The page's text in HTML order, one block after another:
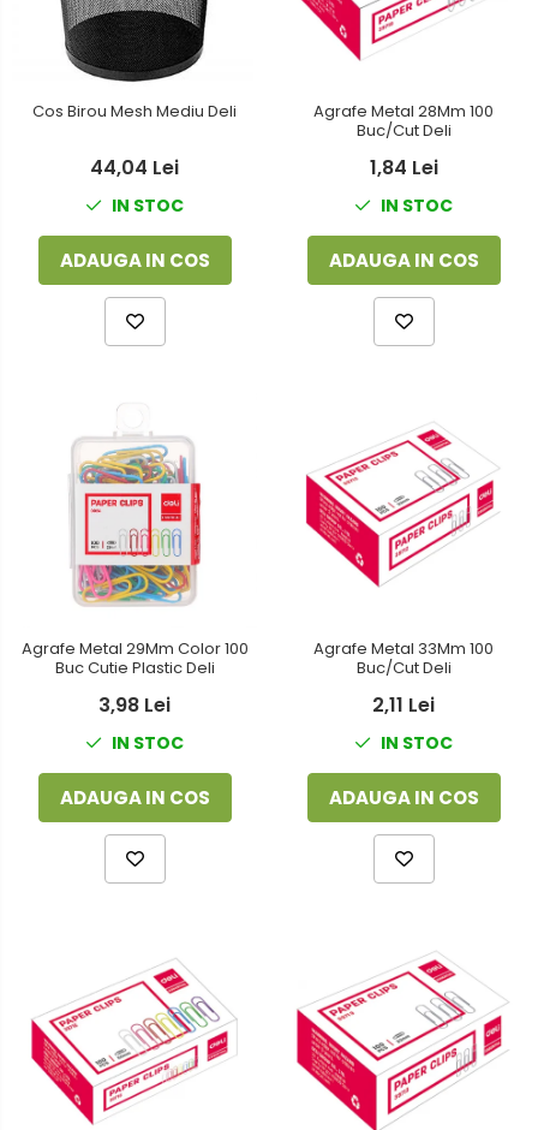
Foarfeci
Lipiciuri
Perforatoare
Tavite pentru Documente
Tusuri si tusiere
Detergenti vase
Dispensere si consumabile
Europubele
Hartie igienica
Odorizante
Produse din hartie
Prosoape din hartie
Sapunuri si dezinfectanti
Uz universal
Cos Birou Mesh Mediu Deli
44,04 Lei
IN STOC
ADAUGA IN COS
Agrafe Metal 28Mm 100
Buc/Cut Deli
1,84 Lei
IN STOC
ADAUGA IN COS
Agrafe Metal 29Mm Color 100
Buc Cutie Plastic Deli
3,98 Lei
IN STOC
ADAUGA IN COS
Agrafe Metal 33Mm 100
Buc/Cut Deli
2,11 Lei
IN STOC
ADAUGA IN COS